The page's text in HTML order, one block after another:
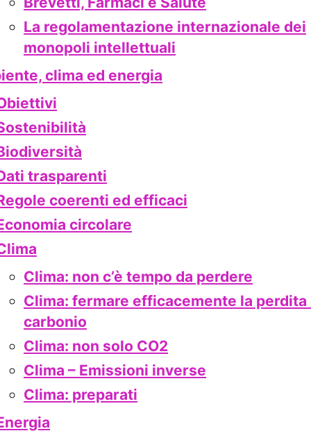
La regolamentazione internazionale dei
monopoli intellettuali
clima ed energia
trasparenti
coerenti ed efficaci
circolare
Clima: non c’è tempo da perdere
Clima: fermare efficacemente la perdita
carbonio
Clima: non solo CO2
Clima – Emissioni inverse
Clima: preparati